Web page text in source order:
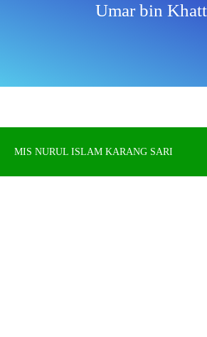
Umar bin
MIS NURUL ISLAM KARANG SARI